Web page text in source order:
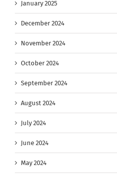
January 2025
December 2024
November 2024
October 2024
September 2024
August 2024
July 2024
June 2024
May 2024